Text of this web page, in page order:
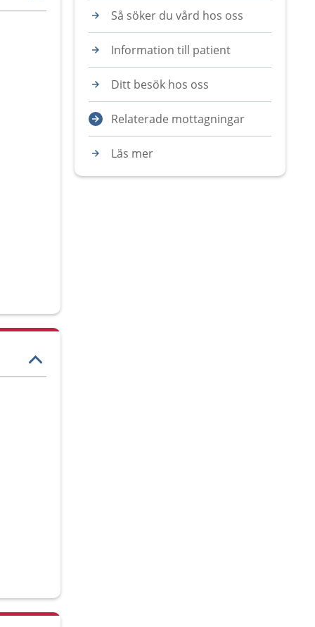
Så söker du vård hos oss
Information till patient
Ditt besök hos oss
Relaterade mottagningar
Läs mer